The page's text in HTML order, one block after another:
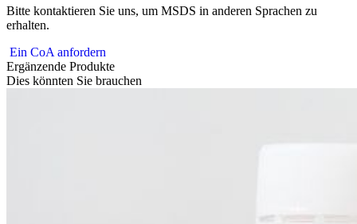
Bitte kontaktieren Sie uns, um MSDS in anderen Sprachen zu
erhalten.
Ein CoA anfordern
Ergänzende Produkte
Dies könnten Sie brauchen